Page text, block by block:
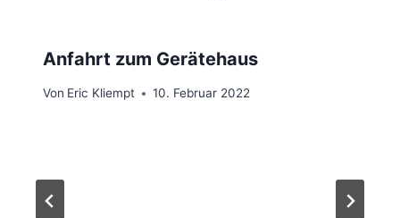
Anfahrt zum Gerätehaus
Von Eric Kliempt 10. Februar 2022